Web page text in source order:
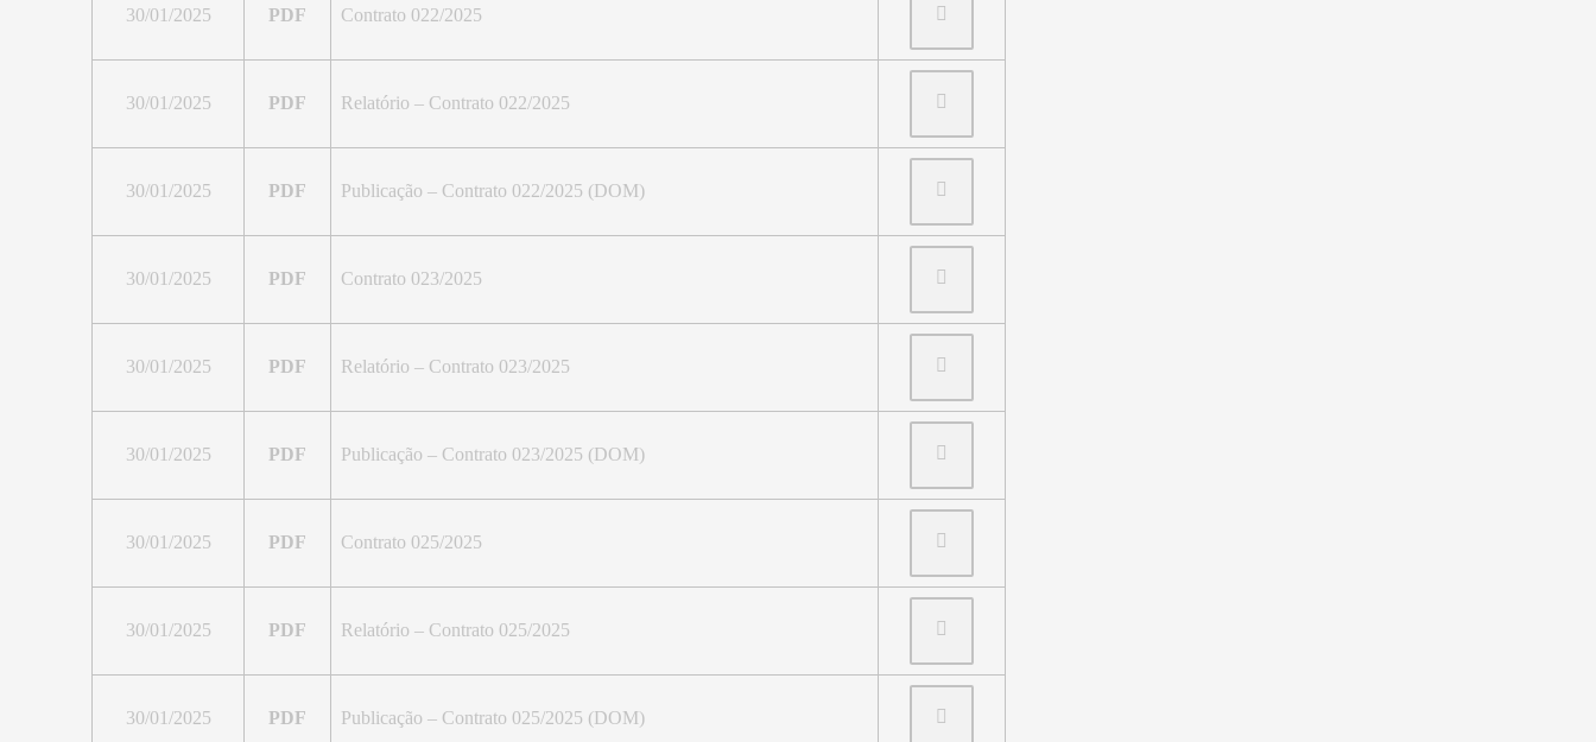
30/01/2025 PDF Contrato 022/2025
30/01/2025 PDF Relatório – Contrato 022/2025
30/01/2025 PDF Publicação – Contrato 022/2025 (DOM)
30/01/2025 PDF Contrato 023/2025
30/01/2025 PDF Relatório – Contrato 023/2025
30/01/2025 PDF Publicação – Contrato 023/2025 (DOM)
30/01/2025 PDF Contrato 025/2025
30/01/2025 PDF Relatório – Contrato 025/2025
30/01/2025 PDF Publicação – Contrato 025/2025 (DOM)